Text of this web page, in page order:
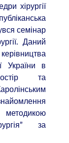
хірургії
семінар
Даний
України в
та
за